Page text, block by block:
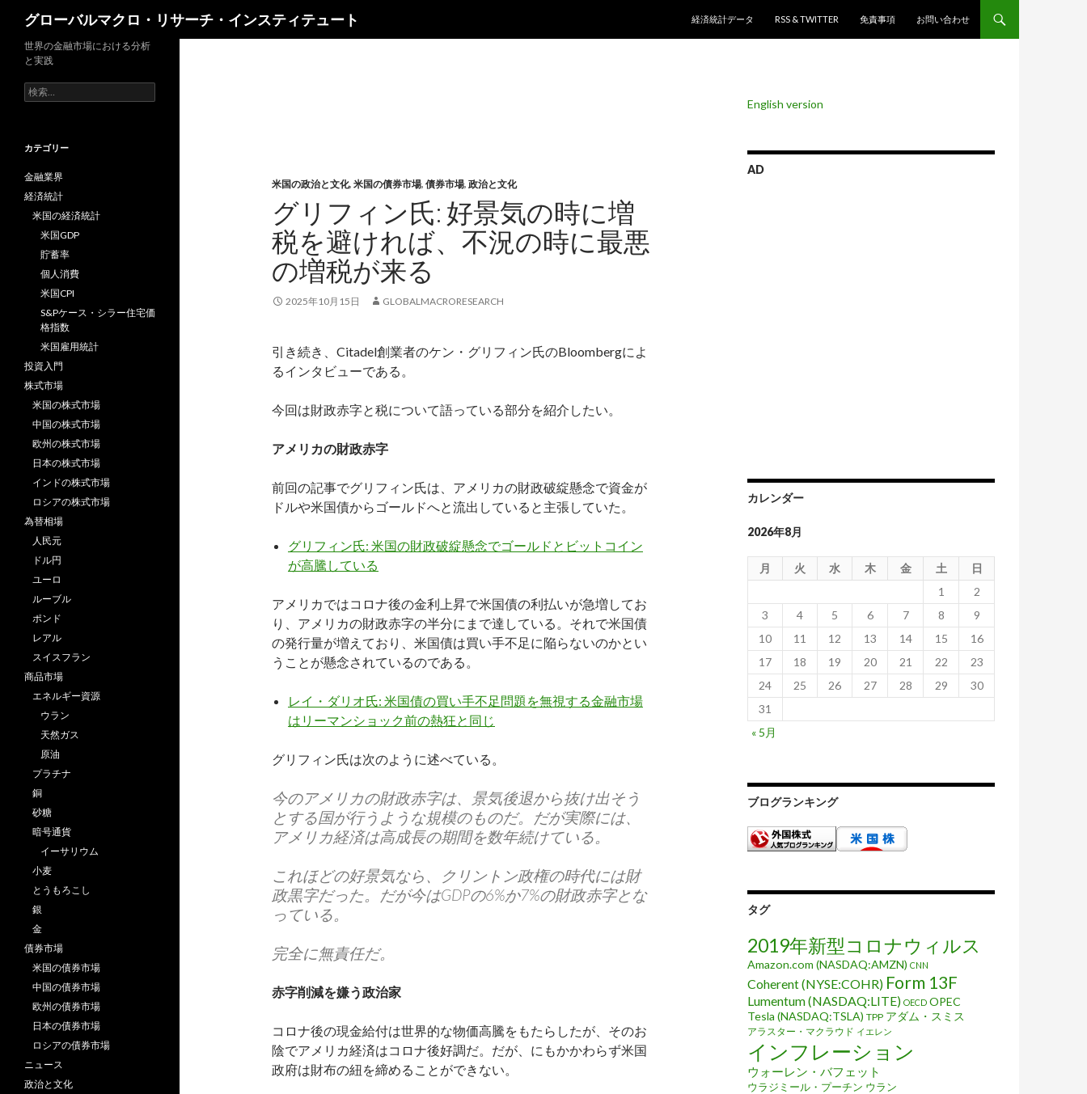
グローバルマクロ・リサーチ・インスティテュート
経済統計データ
RSS & TWITTER 免責事項 お問い合わせ
米国の政治と文化, 米国の債券市場, 債券市場, 政治と文化
グリフィン氏: 好景気の時に増
税を避ければ、不況の時に最悪
の増税が来る
2025年10月15日 GLOBALMACRORESEARCH
引き続き、Citadel創業者のケン・グリフィン氏のBloombergによ
るインタビューである。
今回は財政赤字と税について語っている部分を紹介したい。
アメリカの財政赤字
前回の記事でグリフィン氏は、アメリカの財政破綻懸念で資金が
ドルや米国債からゴールドへと流出していると主張していた。
グリフィン氏: 米国の財政破綻懸念でゴールドとビットコイン
が高騰している
アメリカではコロナ後の金利上昇で米国債の利払いが急増してお
り、アメリカの財政赤字の半分にまで達している。それで米国債
の発行量が増えており、米国債は買い手不足に陥らないのかとい
うことが懸念されているのである。
レイ・ダリオ氏: 米国債の買い手不足問題を無視する金融市場
はリーマンショック前の熱狂と同じ
グリフィン氏は次のように述べている。
今のアメリカの財政赤字は、景気後退から抜け出そう
とする国が行うような規模のものだ。だが実際には、
アメリカ経済は高成長の期間を数年続けている。
これほどの好景気なら、クリントン政権の時代には財
政黒字だった。だが今はGDPの6%か7%の財政赤字とな
っている。
完全に無責任だ。
赤字削減を嫌う政治家
コロナ後の現金給付は世界的な物価高騰をもたらしたが、そのお
陰でアメリカ経済はコロナ後好調だ。だが、にもかかわらず米国
政府は財布の紐を締めることができない。
English version
AD
カレンダー
2026年8月
月 火 水 木 金 土
日
1
2
3
4 5 6 7 8
9
10
11 12 13 14 15
16
17
18 19 20 21 22
23
24
25 26 27 28 29
30
31
« 5月
ブログランキング
タグ
2019年新型コロナウィルス
Amazon.com (NASDAQ:AMZN) CNN
Coherent (NYSE:COHR) Form 13F
Lumentum (NASDAQ:LITE) OECD OPEC
Tesla (NASDAQ:TSLA) TPP アダム・スミス
アラスター・マクラウド イエレン
インフレーション
ウォーレン・バフェット
ウラジミール・プーチン ウラン
世界の金融市場における分析
と実践
検
索:
カテゴリー
金融業界
経済統計
米国の経済統計
米国GDP
貯蓄率
個人消費
米国CPI
S&Pケース・シラー住宅価
格指数
米国雇用統計
投資入門
株式市場
米国の株式市場
中国の株式市場
欧州の株式市場
日本の株式市場
インドの株式市場
ロシアの株式市場
為替相場
人民元
ドル円
ユーロ
ルーブル
ポンド
レアル
スイスフラン
商品市場
エネルギー資源
ウラン
天然ガス
原油
プラチナ
銅
砂糖
暗号通貨
イーサリウム
小麦
とうもろこし
銀
金
債券市場
米国の債券市場
中国の債券市場
欧州の債券市場
日本の債券市場
ロシアの債券市場
ニュース
政治と文化